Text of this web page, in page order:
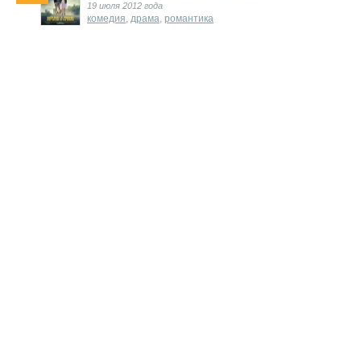
19 июля 2012 года
комедия, драма, романтика